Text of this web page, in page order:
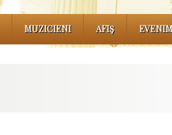
MUZICIENI AFIŞ